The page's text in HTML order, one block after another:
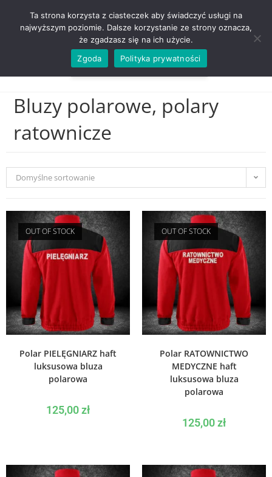
ZADZWOŃ TEL. 600 352 938
Bluzy polarowe, polary
ratownicze
Domyślne sortowanie
OUT OF STOCK
Polar PIELĘGNIARZ haft
luksusowa bluza
polarowa
125,00zł
OUT OF STOCK
Polar RATOWNICTWO
MEDYCZNE haft
luksusowa bluza
polarowa
125,00zł
Ta strona korzysta z ciasteczek aby świadczyć usługi na
najwyższym poziomie. Dalsze korzystanie ze strony oznacza,
że zgadzasz się na ich użycie.
Zgoda
Polityka prywatności